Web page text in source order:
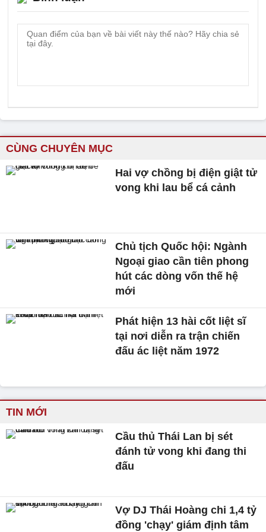
CÙNG CHUYÊN MỤC
Hai vợ chồng bị điện giật tử
vong khi lau bể cá cảnh
Chủ tịch Quốc hội: Ngành
Ngoại giao cần tiên phong
hút các dòng vốn thế hệ
mới
Phát hiện 13 hài cốt liệt sĩ
tại nơi diễn ra trận chiến
đấu ác liệt năm 1972
TIN MỚI
Cầu thủ Thái Lan bị sét
đánh tử vong khi đang thi
đấu
Vợ DJ Thái Hoàng chi 1,4 tỷ
đồng 'chạy' giám định tâm